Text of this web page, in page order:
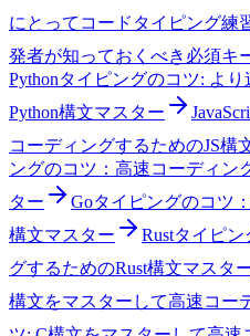
にとってコードタイピング練
発者が知っておくべき必須キ
Pythonタイピングのコツ: よ
Python構文マスター
コーディングするためのJS構
ングのコツ：高速コーディン
ター
Goタイピングのコツ
構文マスター
Rustタイピ
グするためのRust構文マスタ
構文をマスターして高速コー